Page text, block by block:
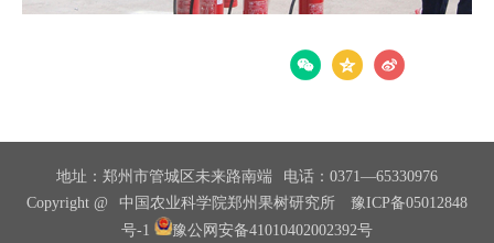
地址：郑州市管城区未来路南端
电话：0371—65330976
Copyright @
中国农业科学院郑州果树研究所
豫ICP备05012848
号-1
豫公网安备41010402002392号